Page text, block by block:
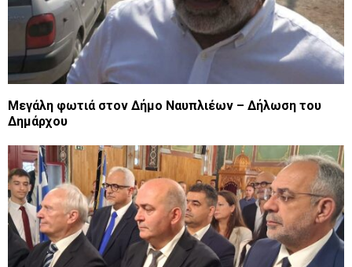
Μεγάλη φωτιά στον Δήμο Ναυπλιέων – Δήλωση του
Δημάρχου